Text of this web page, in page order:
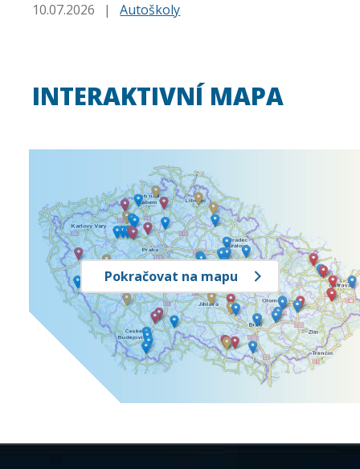
10.07.2026
| Autoškoly
INTERAKTIVNÍ MAPA
Pokračovat na mapu